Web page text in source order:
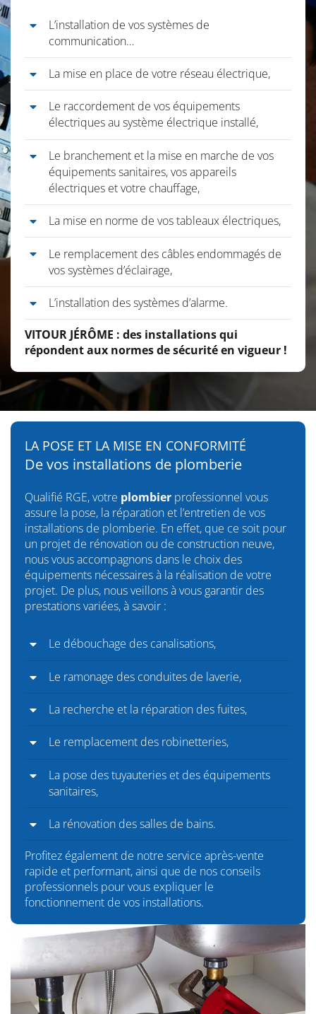
L’installation de vos systèmes de
communication…
La mise en place de votre réseau électrique,
Le raccordement de vos équipements
électriques au système électrique installé,
Le branchement et la mise en marche de vos
équipements sanitaires, vos appareils
électriques et votre chauffage,
La mise en norme de vos tableaux électriques,
Le remplacement des câbles endommagés de
vos systèmes d’éclairage,
L’installation des systèmes d’alarme.
VITOUR JÉRÔME : des installations qui
répondent aux normes de sécurité en vigueur !
LA POSE ET LA MISE EN CONFORMITÉ
De vos installations de plomberie
Qualifié RGE, votre plombier professionnel vous
assure la pose, la réparation et l’entretien de vos
installations de plomberie. En effet, que ce soit pour
un projet de rénovation ou de construction neuve,
nous vous accompagnons dans le choix des
équipements nécessaires à la réalisation de votre
projet. De plus, nous veillons à vous garantir des
prestations variées, à savoir :
Le débouchage des canalisations,
Le ramonage des conduites de laverie,
La recherche et la réparation des fuites,
Le remplacement des robinetteries,
La pose des tuyauteries et des équipements
sanitaires,
La rénovation des salles de bains.
Profitez également de notre service après-vente
rapide et performant, ainsi que de nos conseils
professionnels pour vous expliquer le
fonctionnement de vos installations.